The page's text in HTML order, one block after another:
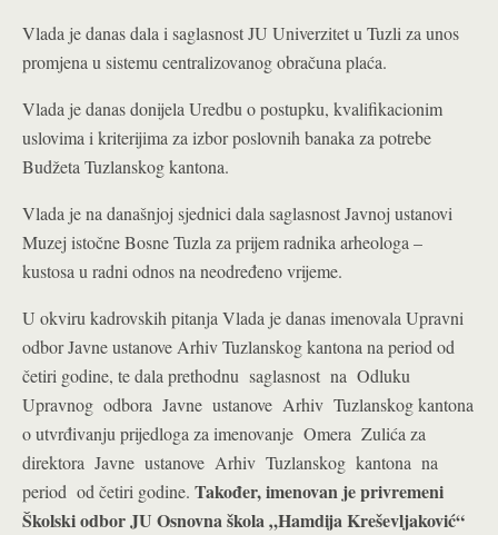
Vlada je danas dala i saglasnost JU Univerzitet u Tuzli za unos
promjena u sistemu centralizovanog obračuna plaća.
Vlada je danas donijela Uredbu o postupku, kvalifikacionim
uslovima i kriterijima za izbor poslovnih banaka za potrebe
Budžeta Tuzlanskog kantona.
Vlada je na današnjoj sjednici dala saglasnost Javnoj ustanovi
Muzej istočne Bosne Tuzla za prijem radnika arheologa –
kustosa u radni odnos na neodređeno vrijeme.
U okviru kadrovskih pitanja Vlada je danas imenovala Upravni
odbor Javne ustanove Arhiv Tuzlanskog kantona na period od
četiri godine, te dala prethodnu saglasnost na Odluku
Upravnog odbora Javne ustanove Arhiv Tuzlanskog kantona
o utvrđivanju prijedloga za imenovanje Omera Zulića za
direktora Javne ustanove Arhiv Tuzlanskog kantona na
period od četiri godine. Također, imenovan je privremeni
Školski odbor JU Osnovna škola „Hamdija Kreševljaković“